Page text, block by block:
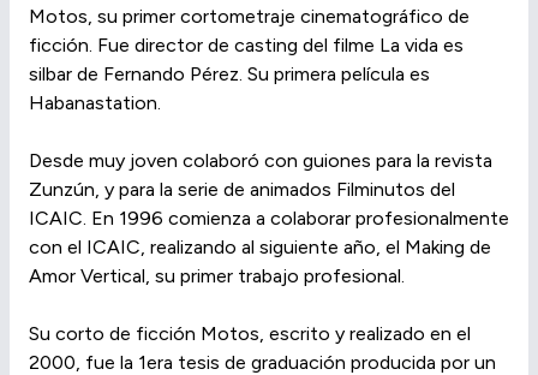
Motos, su primer cortometraje cinematográfico de
ficción. Fue director de casting del filme La vida es
silbar de Fernando Pérez. Su primera película es
Habanastation.
Desde muy joven colaboró con guiones para la revista
Zunzún, y para la serie de animados Filminutos del
ICAIC. En 1996 comienza a colaborar profesionalmente
con el ICAIC, realizando al siguiente año, el Making de
Amor Vertical, su primer trabajo profesional.
Su corto de ficción Motos, escrito y realizado en el
2000, fue la 1era tesis de graduación producida por un